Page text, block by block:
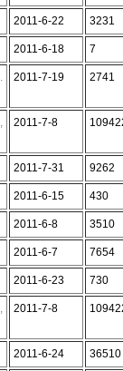
2011-6-22 3231
2011-6-18 7
2011-7-19 2741
2011-7-8
2011-7-31 9262
2011-6-15 430
2011-6-8 3510
2011-6-7 7654
2011-6-23 730
2011-7-8
2011-6-24 36510